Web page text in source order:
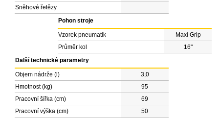
Sněhové řetězy
Pohon stroje
Vzorek pneumatik
Maxi Grip
Průměr kol
16"
Další technické parametry
Objem nádrže (l)
3,0
Hmotnost (kg)
95
Pracovní šířka (cm)
69
Pracovní výška (cm)
50